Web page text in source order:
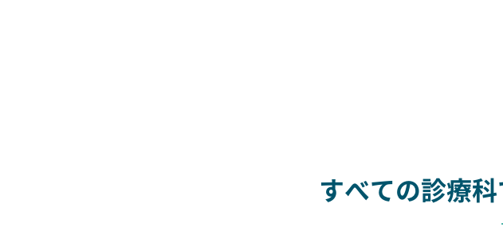
すべての診療科